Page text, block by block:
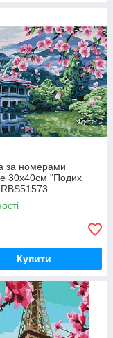
за номерами
30x40см "Подих
RBS51573
Купити